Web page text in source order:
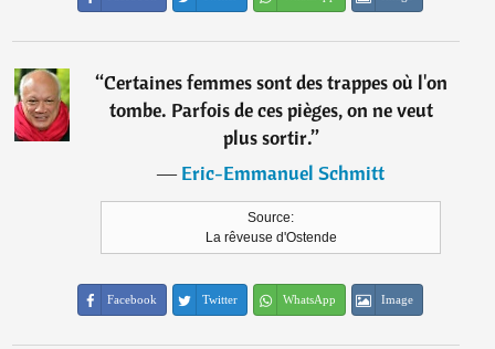
“Certaines femmes sont des trappes où l'on
tombe. Parfois de ces pièges, on ne veut
plus sortir.”
―Eric-Emmanuel Schmitt
Source:
La rêveuse d'Ostende
Facebook Twitter WhatsApp Image